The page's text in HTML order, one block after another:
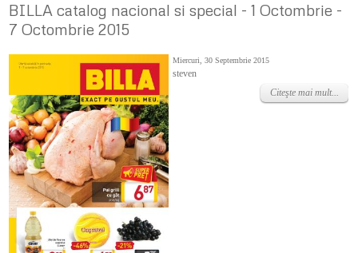
BILLA catalog nacional si special - 1 Octombrie -
7 Octombrie 2015
Miercuri, 30 Septembrie 2015
steven
Citeşte mai mult...